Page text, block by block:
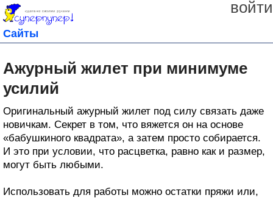
войти
Сайты
Ажурный жилет при минимуме
усилий
Оригинальный ажурный жилет под силу связать даже
новичкам. Секрет в том, что вяжется он на основе
«бабушкиного квадрата», а затем просто собирается.
И это при условии, что расцветка, равно как и размер,
могут быть любыми.
Использовать для работы можно остатки пряжи или,